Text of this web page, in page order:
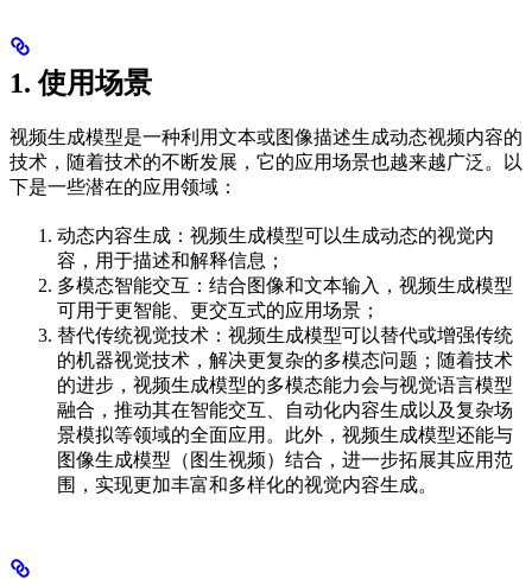
1. 使用场景
视频生成模型是一种利用文本或图像描述生成动态视频内容的
技术，随着技术的不断发展，它的应用场景也越来越广泛。以
下是一些潜在的应用领域：
动态内容生成：视频生成模型可以生成动态的视觉内
容，用于描述和解释信息；
多模态智能交互：结合图像和文本输入，视频生成模型
可用于更智能、更交互式的应用场景；
替代传统视觉技术：视频生成模型可以替代或增强传统
的机器视觉技术，解决更复杂的多模态问题；随着技术
的进步，视频生成模型的多模态能力会与视觉语言模型
融合，推动其在智能交互、自动化内容生成以及复杂场
景模拟等领域的全面应用。此外，视频生成模型还能与
图像生成模型（图生视频）结合，进一步拓展其应用范
围，实现更加丰富和多样化的视觉内容生成。